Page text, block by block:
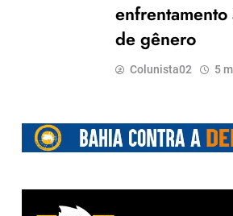
de gênero
Colunista02 5